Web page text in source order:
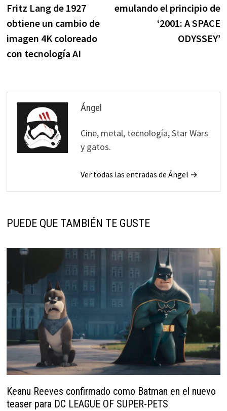
entradas
Fritz Lang de 1927
obtiene un cambio de
imagen 4K coloreado
con tecnología AI
emulando el principio de
‘2001: A SPACE
ODYSSEY’
Ángel
Cine, metal, tecnología, Star Wars
y gatos.
Ver todas las entradas de Ángel →
PUEDE QUE TAMBIÉN TE GUSTE
Keanu Reeves confirmado como Batman en el nuevo
teaser para DC LEAGUE OF SUPER-PETS